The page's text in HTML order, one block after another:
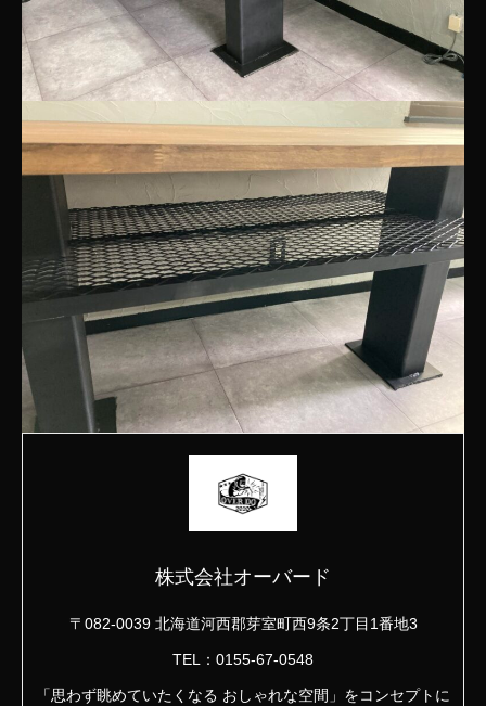
株式会社オーバード
〒082-0039 北海道河西郡芽室町西9条2丁目1番地3
TEL：0155-67-0548
「思わず眺めていたくなる おしゃれな空間」をコンセプトに